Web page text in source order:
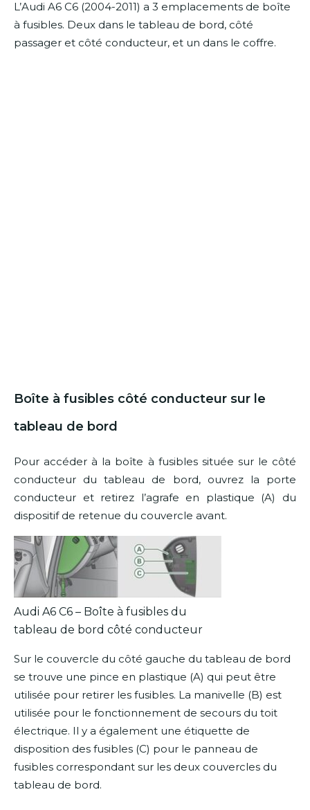
L’Audi A6 C6 (2004-2011) a 3 emplacements de boîte
à fusibles. Deux dans le tableau de bord, côté
passager et côté conducteur, et un dans le coffre.
Boîte à fusibles côté conducteur sur le
tableau de bord
Pour accéder à la boîte à fusibles située sur le côté
conducteur du tableau de bord, ouvrez la porte
conducteur et retirez l’agrafe en plastique (A) du
dispositif de retenue du couvercle avant.
Audi A6 C6 – Boîte à fusibles du
tableau de bord côté conducteur
Sur le couvercle du côté gauche du tableau de bord
se trouve une pince en plastique (A) qui peut être
utilisée pour retirer les fusibles. La manivelle (B) est
utilisée pour le fonctionnement de secours du toit
électrique. Il y a également une étiquette de
disposition des fusibles (C) pour le panneau de
fusibles correspondant sur les deux couvercles du
tableau de bord.